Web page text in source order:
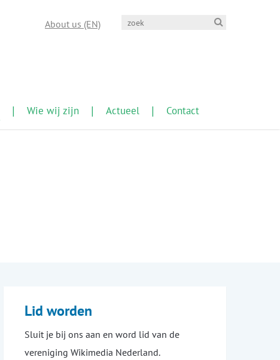
About us (EN)
Wie wij zijn Actueel Contact
Lid worden
Sluit je bij ons aan en word lid van de
vereniging Wikimedia Nederland.